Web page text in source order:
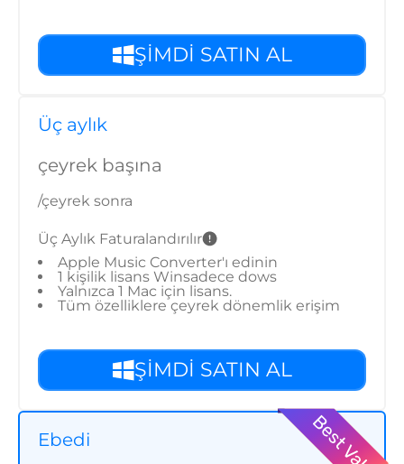
ŞİMDİ SATIN AL
Üç aylık
çeyrek başına
/çeyrek sonra
Üç Aylık Faturalandırılır
Apple Music Converter'ı edinin
1 kişilik lisans Winsadece dows
Yalnızca 1 Mac için lisans.
Tüm özelliklere çeyrek dönemlik erişim
ŞİMDİ SATIN AL
Ebedi